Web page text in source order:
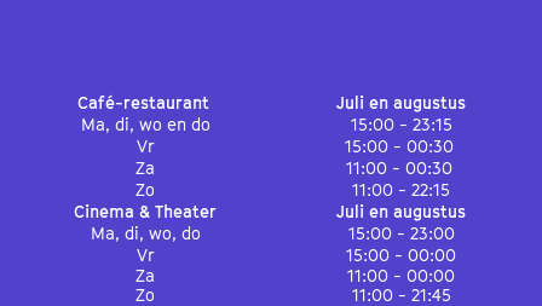
Café-restaurant
Juli en augustus
Ma, di, wo en do
15:00 - 23:15
Vr
15:00 - 00:30
Za
11:00 - 00:30
Zo
11:00 - 22:15
Cinema & Theater
Juli en augustus
Ma, di, wo, do
15:00 - 23:00
Vr
15:00 - 00:00
Za
11:00 - 00:00
Zo
11:00 - 21:45